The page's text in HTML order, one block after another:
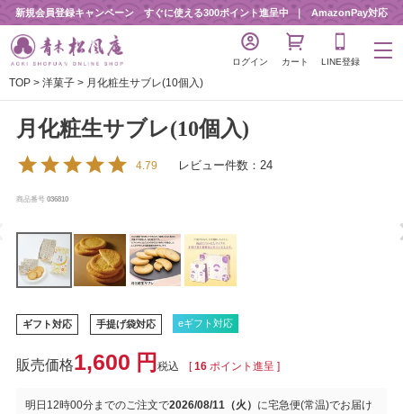
新規会員登録キャンペーン すぐに使える300ポイント進呈中 AmazonPay対応
ログイン カート LINE登録
TOP 洋菓子 月化粧生サブレ(10個入)
月化粧生サブレ(10個入)
4.79 レビュー件数：24
商品番号 036810
ギフト対応 手提げ袋対応 eギフト対応
1,600 税込 [ 16 ポイント進呈 ]
明日 12時00分までのご注文で2026/08/11（火） に宅急便(常温)でお届け